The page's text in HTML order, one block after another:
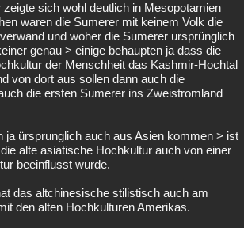
sich wohl deutlich in Mesopotamien
waren die Sumerer mit keinem Volk die
und woher die Sumerer ursprünglich
genau > einige behaupten ja dass die
der Menschheit das Kashmir-Hochtal
von dort aus sollen dann auch die
die ersten Sumerer ins Zweistromland
ja ürsprunglich auch aus Asien kommen > ist
alte asiatische Hochkultur auch von einer
beeinflusst wurde.
das altchinesische stilistisch auch am
den alten Hochkulturen Amerikas.